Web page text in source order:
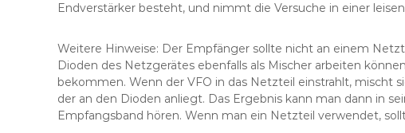
Endverstärker besteht, und nimmt die Versuche in einer
Weitere Hinweise: Der Empfänger sollte nicht an einem
Dioden des Netzgerätes ebenfalls als Mischer arbeiten
bekommen. Wenn der VFO in das Netzteil einstrahlt, mischt
der an den Dioden anliegt. Das Ergebnis kann man dann in
Empfangsband hören. Wenn man ein Netzteil verwendet,